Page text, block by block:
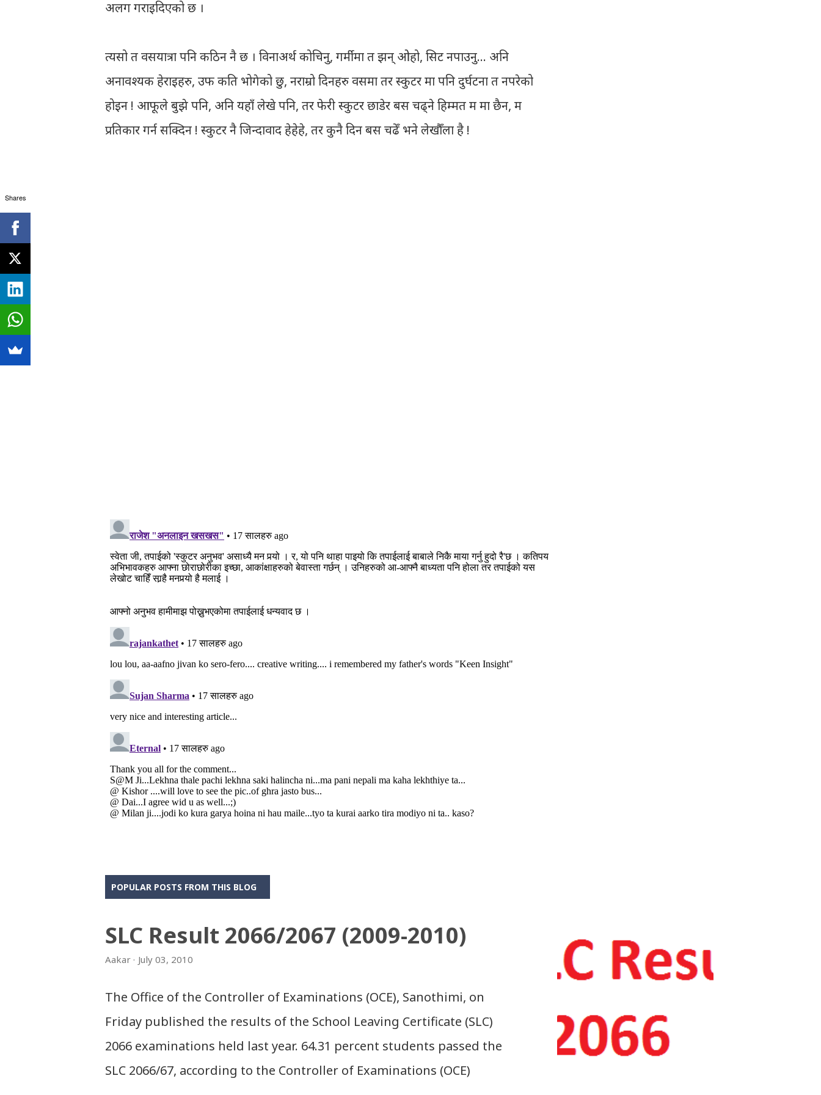
अलग गराइदिएको छ ।
त्यसो त वसयात्रा पनि कठिन नै छ । विनाअर्थ कोचिनु, गर्मीमा त झन् ओहो, सिट नपाउनु… अनि
अनावश्यक हेराइहरु, उफ कति भोगेको छु, नराम्रो दिनहरु वसमा तर स्कुटर मा पनि दुर्घटना त नपरेको
होइन ! आफूले बुझे पनि, अनि यहाँ लेखे पनि, तर फेरी स्कुटर छाडेर बस चढ्ने हिम्मत म मा छैन, म
प्रतिकार गर्न सक्दिन ! स्कुटर नै जिन्दावाद हेहेहे, तर कुनै दिन बस चढेँ भने लेखौँला है !
POPULAR POSTS FROM THIS BLOG
SLC Result 2066/2067 (2009-2010)
Aakar July 03, 2010
The Office of the Controller of Examinations (OCE), Sanothimi, on
Friday published the results of the School Leaving Certificate (SLC)
2066 examinations held last year. 64.31 percent students passed the
SLC 2066/67, according to the Controller of Examinations (OCE)
Shares